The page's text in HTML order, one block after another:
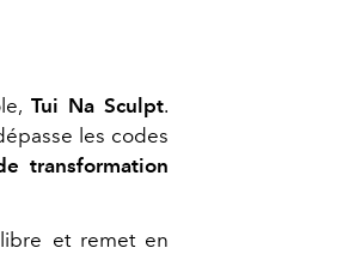
Tui Na Sculpt.
les codes
transformation
et remet en